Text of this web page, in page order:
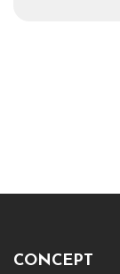
CONCEPT